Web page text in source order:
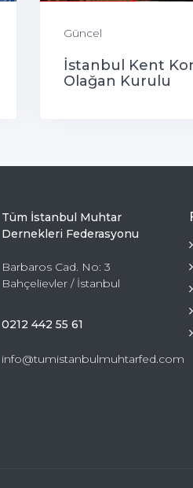
Güncel
İstanbul Kent
Olağan Kurulu
Tüm İstanbul Muhtar
Dernekleri Federasyonu
Barbaros Cad. No: 3
Bahçelievler / İstanbul
0212 442 55 61
info@tumistanbulmuhtarfed.com